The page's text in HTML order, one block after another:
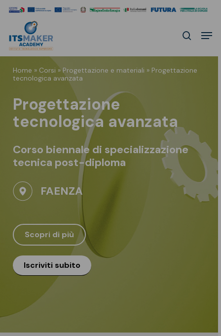
Skip
main
content
search
Home » Corsi »Progettazione e materiali » Progettazione
tecnologica avanzata
Progettazione
tecnologica avanzata
Corso biennale di specializzazione
tecnica post-diploma
FAENZA
Scopri di più
Iscriviti subito